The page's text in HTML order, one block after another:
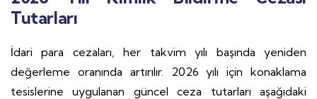
Tutarları
İdari para cezaları, her takvim yılı başında yeniden
değerleme oranında artırılır. 2026 yılı için konaklama
tesislerine uygulanan güncel ceza tutarları aşağıdaki